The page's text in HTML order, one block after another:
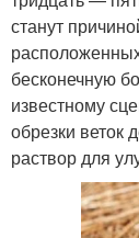
станут
бесконечную
известному
обрезки веток
раствор для